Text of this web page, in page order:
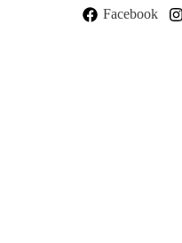
Facebook